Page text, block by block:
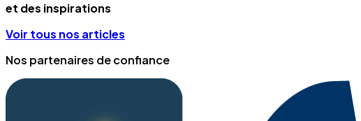
et des inspirations
Voir tous nos articles
Nos partenaires de confiance